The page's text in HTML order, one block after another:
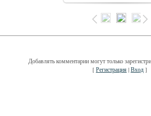
Добавлять комментарии могут только
[Регистрация|Вход]